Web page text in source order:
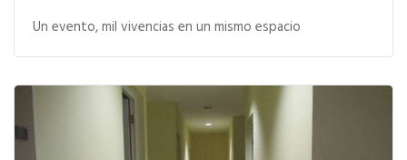
Un evento, mil vivencias en un mismo espacio